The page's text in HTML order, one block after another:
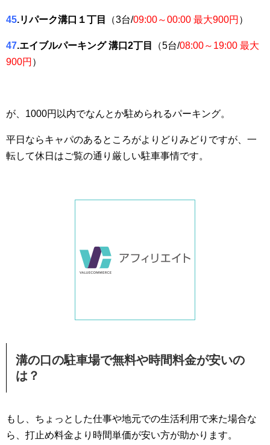
45.リパーク溝口１丁目 （3台/09:00～00:00 最大900円 ）
47.エイブルパーキング 溝口2丁目 （5台/08:00～19:00 最大
900円 ）
が、1000円以内でなんとか駐められるパーキング。
平日ならキャパのあるところがよりどりみどりですが、一
転して休日はご覧の通り厳しい駐車事情です。
溝の口の駐車場で無料や時間料金が安いの
は？
もし、ちょっとした仕事や地元での生活利用で来た場合な
ら、打止め料金より時間単価が安い方が助かります。